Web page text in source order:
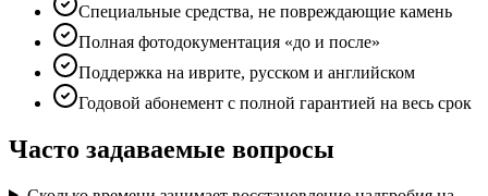
Специальные средства, не повреждающие камень
Полная фотодокументация «до и после»
Поддержка на иврите, русском и английском
Годовой абонемент с полной гарантией на весь срок
Часто задаваемые вопросы